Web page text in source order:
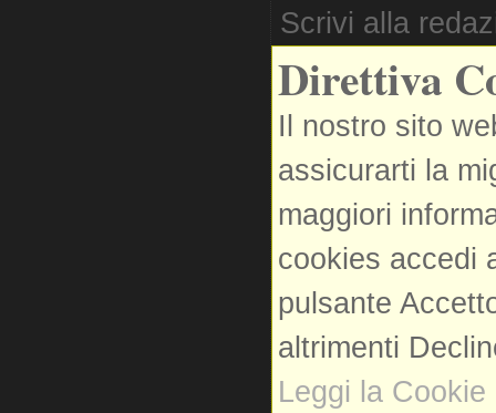
Scrivi alla
Direttiva
Il nostro sito
assicurarti la
maggiori
cookies accedi
pulsante
altrimenti
Leggi la Cookie